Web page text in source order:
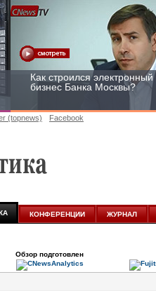
Как строился электронный
бизнес Банка Москвы?
участвовать
(topnews) Facebook
КОНФЕРЕНЦИИ ЖУРНАЛ
Обзор подготовлен